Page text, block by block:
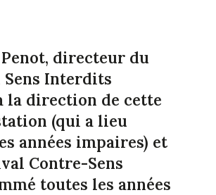
directeur du
Sens Interdits
la direction de cette
(qui a lieu
années impaires) et
Contre-Sens
toutes les années